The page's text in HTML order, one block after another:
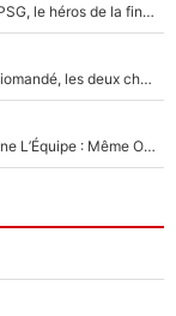
«Le suicide de Ferran Torres» : En partance pour le PSG, le héros de la finale de la Coupe du monde s'attire les foudres de la presse espagnole !
Antoine Griezmann et N'Golo Kanté : Comme Yan Diomandé, les deux champions du monde ont refusé de signer au PSG !
Un chroniqueur de L’Équipe du Soir viré par La Chaîne L’Équipe : Même Olivier Ménard n’avait pas pu empêcher son départ, «je l’ai appris sur Twitter, je l’ai vécu assez mal»